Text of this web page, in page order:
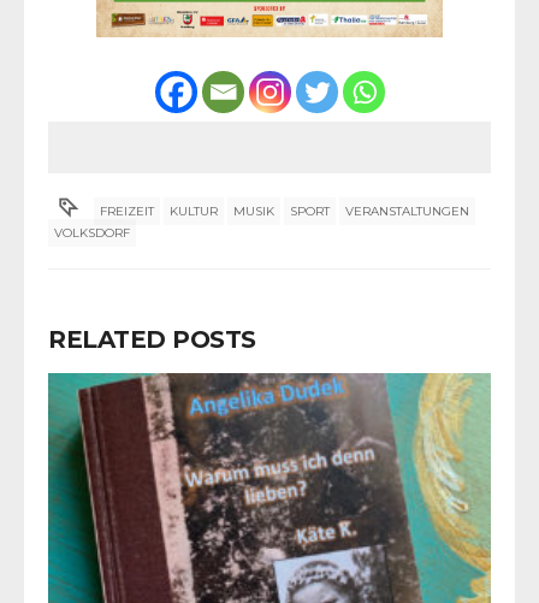
FREIZEIT KULTUR MUSIK SPORT
VERANSTALTUNGEN
VOLKSDORF
RELATED POSTS